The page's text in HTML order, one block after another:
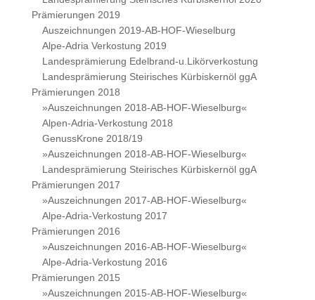
Prämierungen 2019
Auszeichnungen 2019-AB-HOF-Wieselburg
Alpe-Adria Verkostung 2019
Landesprämierung Edelbrand-u.Likörverkostung
Landesprämierung Steirisches Kürbiskernöl ggA
Prämierungen 2018
»Auszeichnungen 2018-AB-HOF-Wieselburg«
Alpen-Adria-Verkostung 2018
GenussKrone 2018/19
»Auszeichnungen 2018-AB-HOF-Wieselburg«
Landesprämierung Steirisches Kürbiskernöl ggA
Prämierungen 2017
»Auszeichnungen 2017-AB-HOF-Wieselburg«
Alpe-Adria-Verkostung 2017
Prämierungen 2016
»Auszeichnungen 2016-AB-HOF-Wieselburg«
Alpe-Adria-Verkostung 2016
Prämierungen 2015
»Auszeichnungen 2015-AB-HOF-Wieselburg«